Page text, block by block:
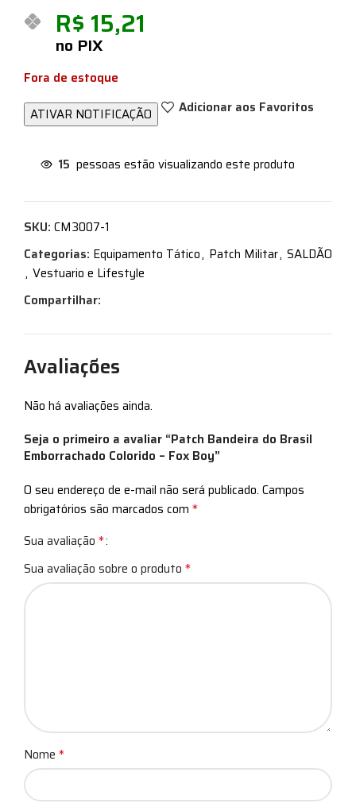
R$ 15,21
no PIX
Fora de estoque
Adicionar aos Favoritos
15 pessoas estão visualizando este produto
SKU: CM3007-1
Categorias: Equipamento Tático, Patch Militar, SALDÃO
, Vestuario e Lifestyle
Compartilhar:
Avaliações
Não há avaliações ainda.
Seja o primeiro a avaliar “Patch Bandeira do Brasil
Emborrachado Colorido – Fox Boy”
O seu endereço de e-mail não será publicado. Campos
obrigatórios são marcados com *
Sua avaliação *
Sua avaliação sobre o produto *
Nome *